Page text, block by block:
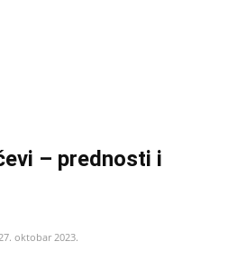
– prednosti i
oktobar 2023.